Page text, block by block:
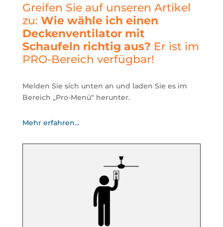
Greifen Sie auf unseren Artikel
zu: Wie wähle ich einen
Deckenventilator mit
Schaufeln richtig aus? Er ist im
PRO-Bereich verfügbar!
Melden Sie sich unten an und laden Sie es im
Bereich „Pro-Menü“ herunter.
Mehr erfahren…